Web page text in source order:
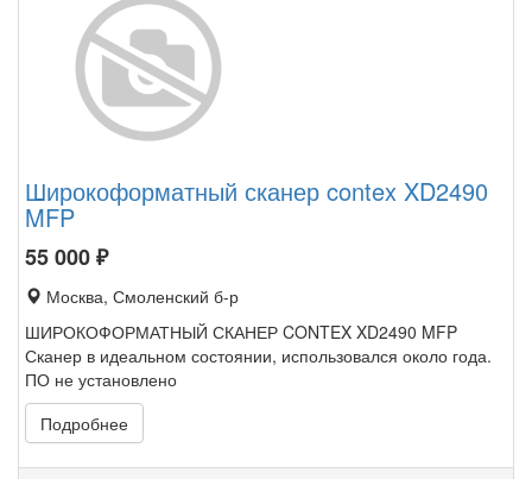
Широкоформатный сканер contex XD2490
MFP
55 000₽
Москва, Смоленский б-р
ШИРОКОФОРМАТНЫЙ СКАНЕР CONTEX XD2490 MFP
Сканер в идеальном состоянии, использовался около года.
ПО не установлено
Подробнее